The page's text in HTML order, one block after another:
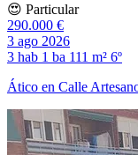
😍 Particular
290.000 €
3 ago 2026
3 hab 1 ba 111 m² 6º
Ático en Calle